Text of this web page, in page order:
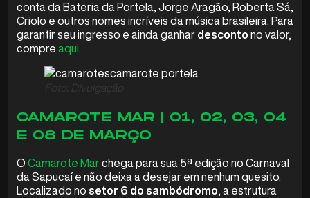
conta da Bateria da Portela, Jorge Aragão, Roberta Sá,
Criolo e outros nomes incríveis da música brasileira. Para
garantir seu ingresso e ainda ganhar desconto no valor,
compre aqui.
CAMAROTE MAR | 01, 02, 03, 04
E 08 DE MARÇO
O Camarote Mar chega para sua 5ª edição no Carnaval
da Sapucaí e não deixa a desejar em nenhum quesito.
Localizado no setor 6 do sambódromo, a estrutura